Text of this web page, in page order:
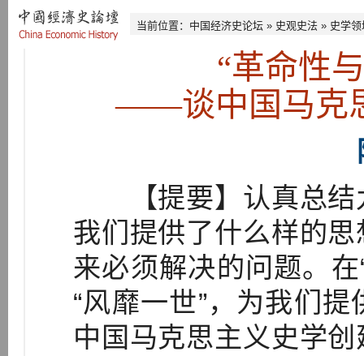
当前位置： 中国经济史论坛 » 史观史法 » 史学领
“革命性
——谈中国马克
【提要】认真总结
我们提供了什么样的
来必须解决的问题。
“风靡一世”，为我们
中国马克思主义史学